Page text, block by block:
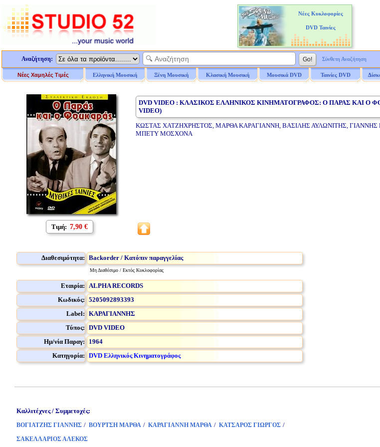
Νέες Κυκλοφορίες
DVD Ταινίες
Αναζήτηση: Σύνθετη Αναζήτηση
Νέες Χαμηλές Τιμές Ελληνική Μουσική Ξένη Μουσική Κλασική Μουσική Μουσικά DVD Ταινίες DVD
Τιμή: 7,90 €
DVD VIDEO : ΚΛΑΣΙΚΟΣ ΕΛΛΗΝΙΚΟΣ ΚΙΝΗΜΑΤΟΓΡΑΦΟΣ: Ο ΠΑΡΑΣ ΚΑΙ Ο
VIDEO)
ΚΩΣΤΑΣ ΧΑΤΖΗΧΡΗΣΤΟΣ, ΜΑΡΘΑ ΚΑΡΑΓΙΑΝΝΗ, ΒΑΣΙΛΗΣ ΑΥΛΩΝΙΤΗΣ,
ΜΠΕΤΥ ΜΟΣΧΟΝΑ
Διαθεσιμότητα: Backorder / Κατόπιν παραγγελίας
Μη Διαθέσιμο / Εκτός Κυκλοφορίας
Εταιρία: ALPHA RECORDS
Κωδικός: 5205092893393
Label: ΚΑΡΑΓΙΑΝΝΗΣ
Τύπος: DVD VIDEO
Ημ/νία Παραγ:
1964
Κατηγορία: DVD Ελληνικός Κινηματογράφος
Καλλιτέχνες / Συμμετοχές:
ΒΟΓΙΑΤΖΗΣ ΓΙΑΝΝΗΣ / ΒΟΥΡΤΣΗ ΜΑΡΘΑ / ΚΑΡΑΓΙΑΝΝΗ ΜΑΡΘΑ / ΚΑΤΣΑΡΟΣ ΓΙΩΡΓΟΣ /
ΣΑΚΕΛΛΑΡΙΟΣ ΑΛΕΚΟΣ